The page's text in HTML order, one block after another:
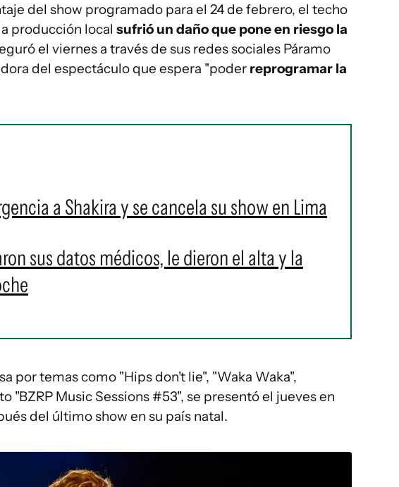
del show programado para el 24 de febrero, el techo
producción local sufrió un daño que pone en riesgo la
el viernes a través de sus redes sociales Páramo
del espectáculo que espera "poder reprogramar la
a Shakira y se cancela su show en Lima
sus datos médicos, le dieron el alta y la
por temas como "Hips don't lie", "Waka Waka",
"BZRP Music Sessions #53", se presentó el jueves en
del último show en su país natal.